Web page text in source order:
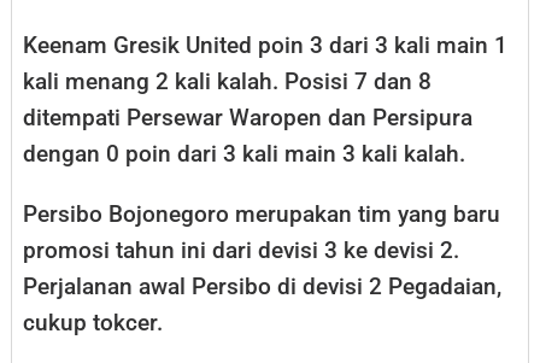
Keenam Gresik United poin 3 dari 3 kali main 1
kali menang 2 kali kalah. Posisi 7 dan 8
ditempati Persewar Waropen dan Persipura
dengan 0 poin dari 3 kali main 3 kali kalah.
Persibo Bojonegoro merupakan tim yang baru
promosi tahun ini dari devisi 3 ke devisi 2.
Perjalanan awal Persibo di devisi 2 Pegadaian,
cukup tokcer.